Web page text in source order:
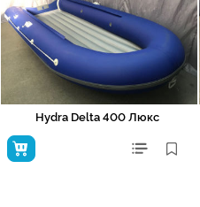
Hydra Delta 400 Люкс